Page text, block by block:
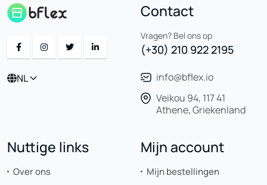
NL
Contact
Vragen? Bel ons op
(+30) 210 922 2195
info@bflex.io
Veikou 94, 117 41
Athene, Griekenland
Nuttige links
Over ons
Mijn account
Mijn bestellingen